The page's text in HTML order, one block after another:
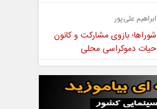
ابراهیم علی‌پور
شوراها؛ بازوی مشارکت و کانون
حیات دموکراسی محلی